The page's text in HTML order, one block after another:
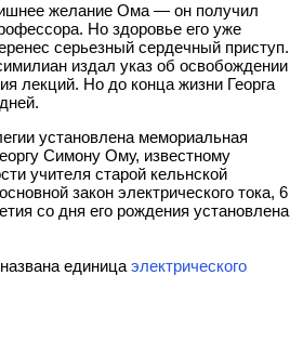
желание Ома — он получил
Но здоровье его уже
серьезный сердечный приступ.
издал указ об освобождении
лекций. Но до конца жизни Георга
установлена мемориальная
Симону Ому, известному
учителя старой кельнской
закон электрического тока, 6
со дня его рождения установлена
единица электрического